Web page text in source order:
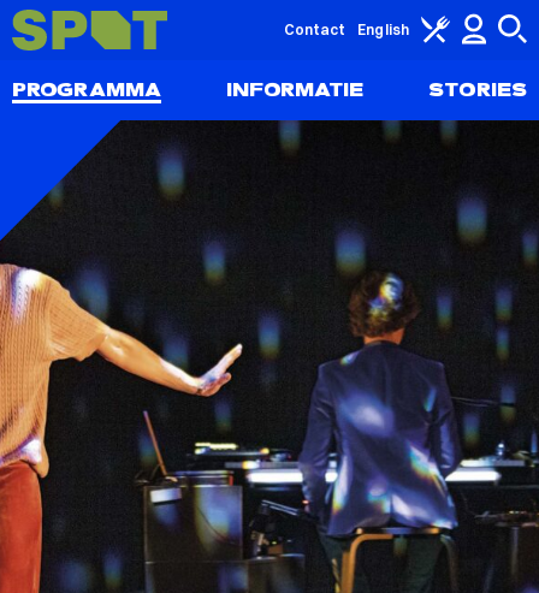
PROGRAMMA INFORMATIE STORIES
Contact English